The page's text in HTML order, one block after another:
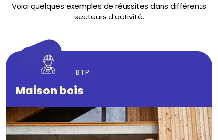
Voici quelques exemples de réussites dans différents
secteurs d’activité.
BTP
Maison bois